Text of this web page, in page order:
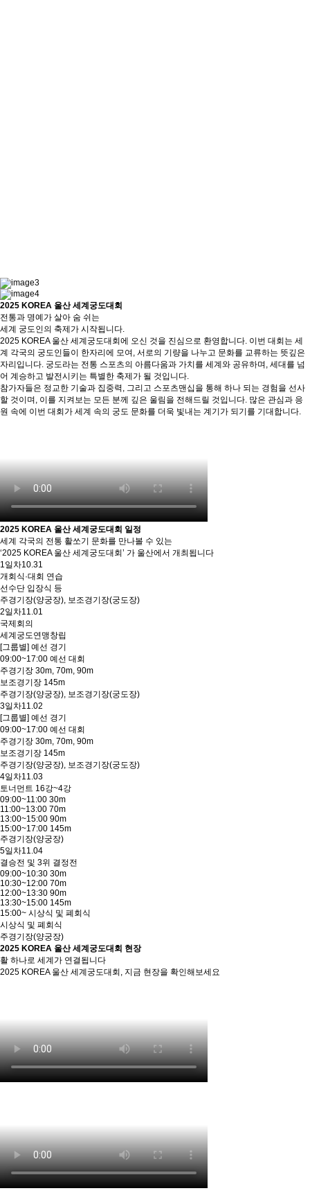
2025 KOREA 울산 세계궁도대회
전통과 명예가 살아 숨 쉬는
세계 궁도인의 축제가 시작됩니다.
2025 KOREA 울산 세계궁도대회에 오신 것을 진심으로 환영합니다. 이번 대회는 세
계 각국의 궁도인들이 한자리에 모여, 서로의 기량을 나누고 문화를 교류하는 뜻깊은
자리입니다. 궁도라는 전통 스포츠의 아름다움과 가치를 세계와 공유하며, 세대를 넘
어 계승하고 발전시키는 특별한 축제가 될 것입니다.
참가자들은 정교한 기술과 집중력, 그리고 스포츠맨십을 통해 하나 되는 경험을 선사
할 것이며, 이를 지켜보는 모든 분께 깊은 울림을 전해드릴 것입니다. 많은 관심과 응
원 속에 이번 대회가 세계 속의 궁도 문화를 더욱 빛내는 계기가 되기를 기대합니다.
2025 KOREA 울산 세계궁도대회 일정
세계 각국의 전통 활쏘기 문화를 만나볼 수 있는
‘2025 KOREA 울산 세계궁도대회’ 가 울산에서 개최됩니다
1일차10.31
개회식·대회 연습
선수단 입장식 등
주경기장(양궁장), 보조경기장(궁도장)
2일차11.01
국제회의
세계궁도연맹창립
[그룹별] 예선 경기
09:00~17:00 예선 대회
주경기장 30m, 70m, 90m
보조경기장 145m
주경기장(양궁장), 보조경기장(궁도장)
3일차11.02
[그룹별] 예선 경기
09:00~17:00 예선 대회
주경기장 30m, 70m, 90m
보조경기장 145m
주경기장(양궁장), 보조경기장(궁도장)
4일차11.03
토너먼트 16강~4강
09:00~11:00 30m
11:00~13:00 70m
13:00~15:00 90m
15:00~17:00 145m
주경기장(양궁장)
5일차11.04
결승전 및 3위 결정전
09:00~10:30 30m
10:30~12:00 70m
12:00~13:30 90m
13:30~15:00 145m
15:00~ 시상식 및 폐회식
시상식 및 폐회식
주경기장(양궁장)
2025 KOREA 울산 세계궁도대회 현장
활 하나로 세계가 연결됩니다
2025 KOREA 울산 세계궁도대회, 지금 현장을 확인해보세요